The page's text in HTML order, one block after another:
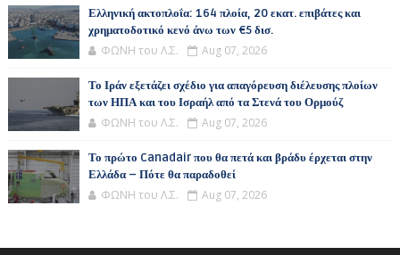
Ελληνική ακτοπλοΐα: 164 πλοία, 20 εκατ. επιβάτες και
χρηματοδοτικό κενό άνω των €5 δισ.
ΦΩΝΗ του Λ.Σ. Aug 07, 2026
Το Ιράν εξετάζει σχέδιο για απαγόρευση διέλευσης πλοίων
των ΗΠΑ και του Ισραήλ από τα Στενά του Ορμούζ
ΦΩΝΗ του Λ.Σ. Aug 07, 2026
Το πρώτο Canadair που θα πετά και βράδυ έρχεται στην
Ελλάδα – Πότε θα παραδοθεί
ΦΩΝΗ του Λ.Σ. Aug 07, 2026